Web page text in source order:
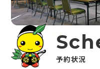
予約状況